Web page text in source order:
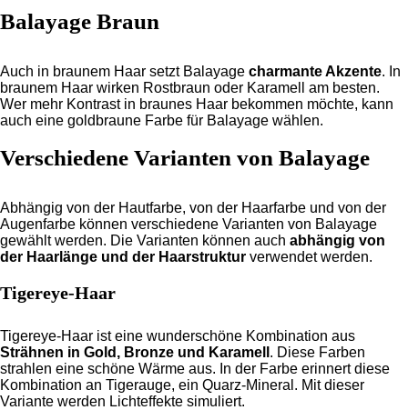
Balayage Braun
Auch in braunem Haar setzt Balayage charmante Akzente. In
braunem Haar wirken Rostbraun oder Karamell am besten.
Wer mehr Kontrast in braunes Haar bekommen möchte, kann
auch eine goldbraune Farbe für Balayage wählen.
Verschiedene Varianten von Balayage
Abhängig von der Hautfarbe, von der Haarfarbe und von der
Augenfarbe können verschiedene Varianten von Balayage
gewählt werden. Die Varianten können auch abhängig von
der Haarlänge und der Haarstruktur verwendet werden.
Tigereye-Haar
Tigereye-Haar ist eine wunderschöne Kombination aus
Strähnen in Gold, Bronze und Karamell . Diese Farben
strahlen eine schöne Wärme aus. In der Farbe erinnert diese
Kombination an Tigerauge, ein Quarz-Mineral. Mit dieser
Variante werden Lichteffekte simuliert.